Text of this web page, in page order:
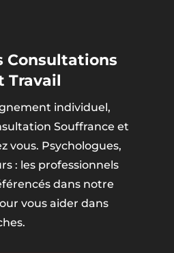
Consultations
Travail
individuel,
Souffrance et
vous. Psychologues,
: les professionnels
dans notre
vous aider dans